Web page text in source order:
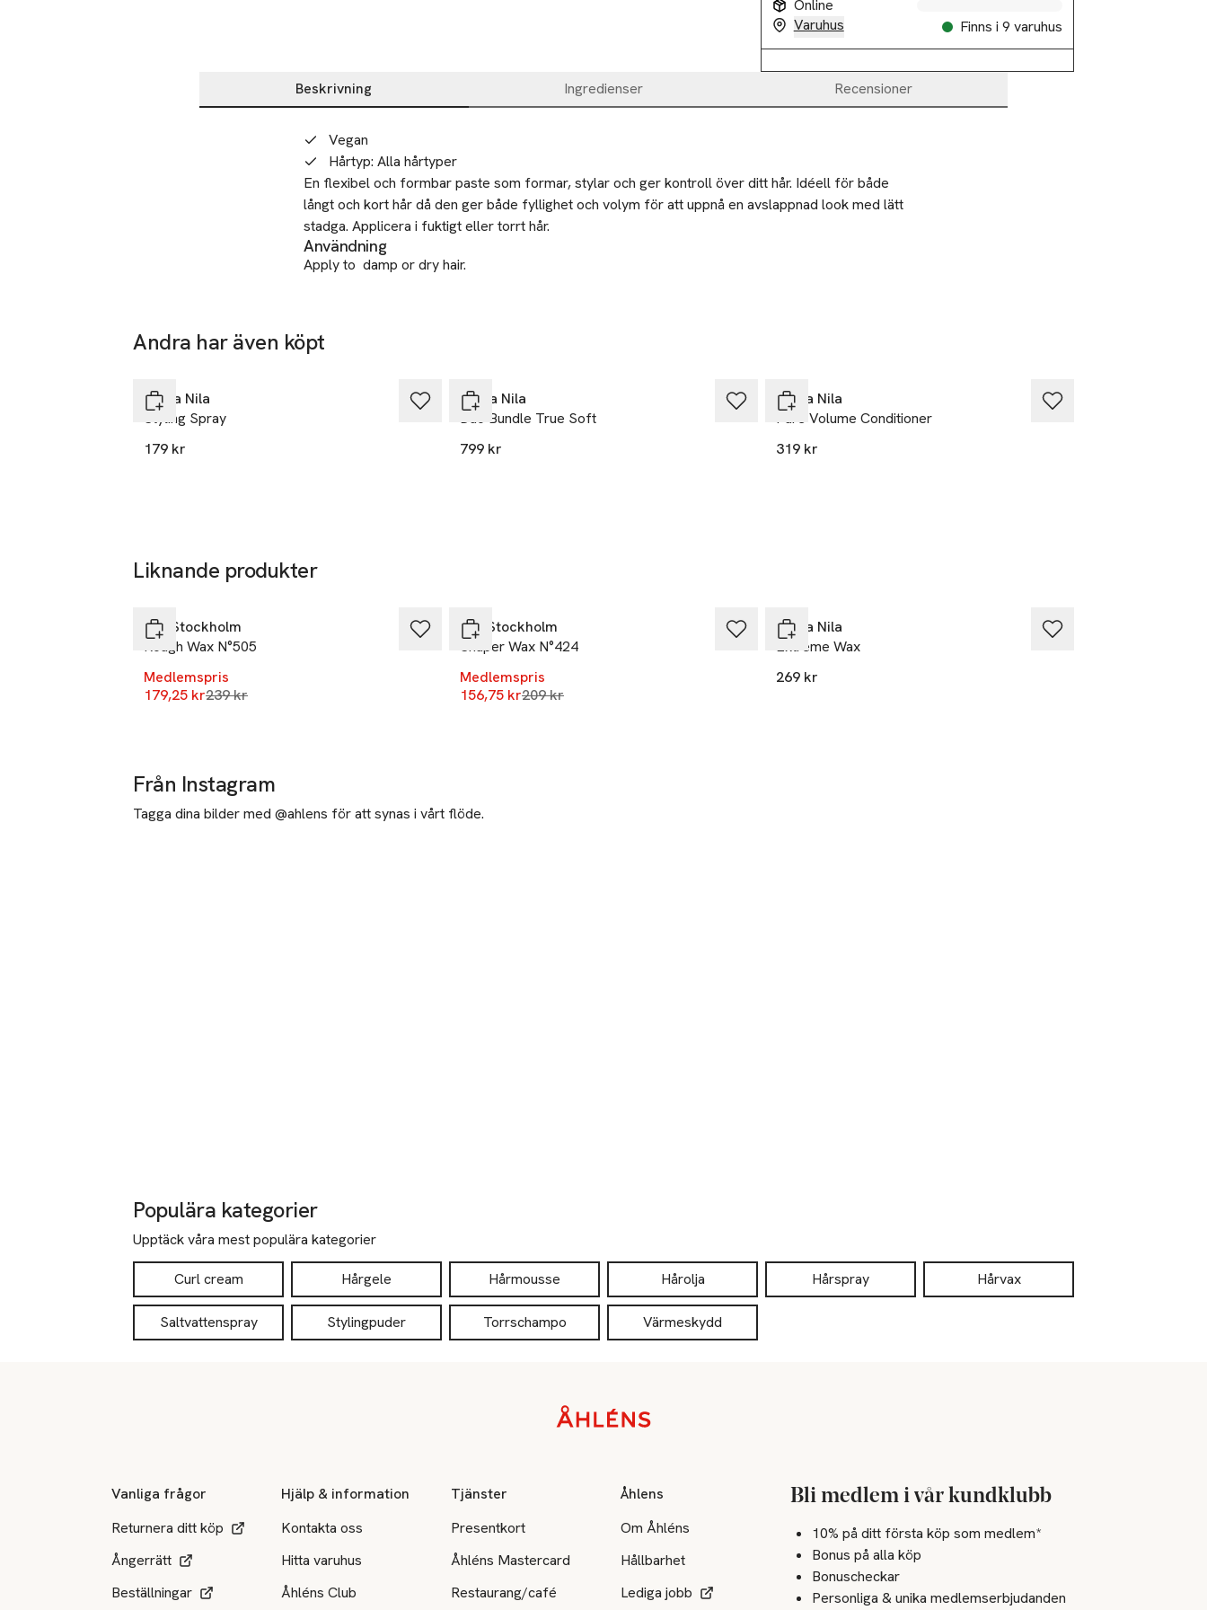
Online
Varuhus
Finns i 9 varuhus
Beskrivning Ingredienser Recensioner
Beskrivning
Vegan
Hårtyp: Alla hårtyper
En flexibel och formbar paste som formar, stylar och ger kontroll över ditt hår. Idéell för både
långt och kort hår då den ger både fyllighet och volym för att uppnå en avslappnad look med lätt
stadga. Applicera i fuktigt eller torrt hår.
Användning
Apply to damp or dry hair.
Andra har även köpt
Maria Nila
Styling Spray
179 kr
Maria Nila
Duo Bundle True Soft
799 kr
Maria Nila
Pure Volume Conditioner
319 kr
Liknande produkter
REF Stockholm
Rough Wax N°505
Medlemspris
179,25 krLägsta pris 30 dagar
239 kr
REF Stockholm
Shaper Wax N°424
Medlemspris
156,75 krLägsta pris 30 dagar
209 kr
Maria Nila
Extreme Wax
269 kr
Från Instagram
Tagga dina bilder med @ahlens för att synas i vårt flöde.
Populära kategorier
Upptäck våra mest populära kategorier
Curl cream Hårgele Hårmousse Hårolja Hårspray Hårvax
Saltvattenspray Stylingpuder Torrschampo Värmeskydd
Vanliga frågor
Returnera ditt köp
Ångerrätt
Beställningar
Hjälp & information
Kontakta oss
Hitta varuhus
Åhléns Club
Tjänster
Presentkort
Åhléns Mastercard
Restaurang/café
Åhlens
Om Åhléns
Hållbarhet
Lediga jobb
Bli medlem i vår kundklubb
10% på ditt första köp som medlem*
Bonus på alla köp
Bonuscheckar
Personliga & unika medlemserbjudanden